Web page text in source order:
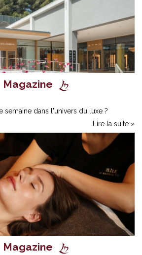
Magazine
semaine dans l'univers du luxe ?
Lire la suite »
Magazine